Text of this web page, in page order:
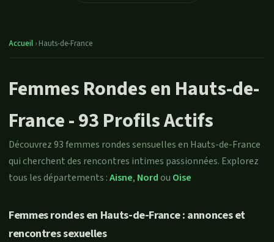
Accueil › Hauts-de-France
Femmes Rondes en Hauts-de-
France - 93 Profils Actifs
Découvrez 93 femmes rondes sensuelles en Hauts-de-France
qui cherchent des rencontres intimes passionnées. Explorez
tous les départements :Aisne, Nordou Oise
Femmes rondes en Hauts-de-France : annonces et
rencontres sexuelles